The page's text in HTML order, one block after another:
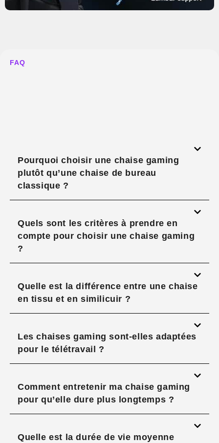
FAQ
Pourquoi choisir une chaise gaming
plutôt qu’une chaise de bureau
classique ?
Quels sont les critères à prendre en
compte pour choisir une chaise gaming
?
Quelle est la différence entre une chaise
en tissu et en similicuir ?
Les chaises gaming sont-elles adaptées
pour le télétravail ?
Comment entretenir ma chaise gaming
pour qu’elle dure plus longtemps ?
Quelle est la durée de vie moyenne